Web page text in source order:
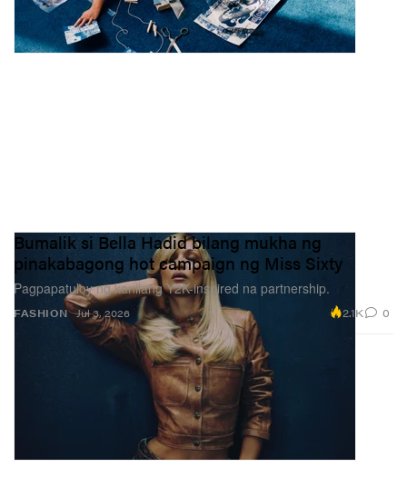
FASHION
Bumalik si Bella Hadid bilang mukha ng
pinakabagong hot campaign ng Miss Sixty
Pagpapatuloy ng kanilang Y2K-inspired na partnership.
Jul 3, 2026 2.1K 0